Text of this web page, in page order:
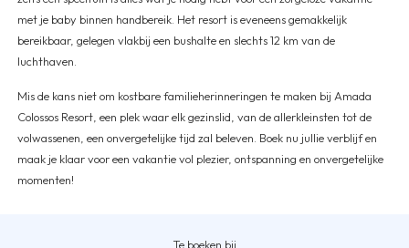
met je baby binnen handbereik. Het resort is eveneens gemakkelijk
bereikbaar, gelegen vlakbij een bushalte en slechts 12 km van de
luchthaven.
Mis de kans niet om kostbare familieherinneringen te maken bij Amada
Colossos Resort, een plek waar elk gezinslid, van de allerkleinsten tot de
volwassenen, een onvergetelijke tijd zal beleven. Boek nu jullie verblijf en
maak je klaar voor een vakantie vol plezier, ontspanning en onvergetelijke
momenten!
Te boeken bij